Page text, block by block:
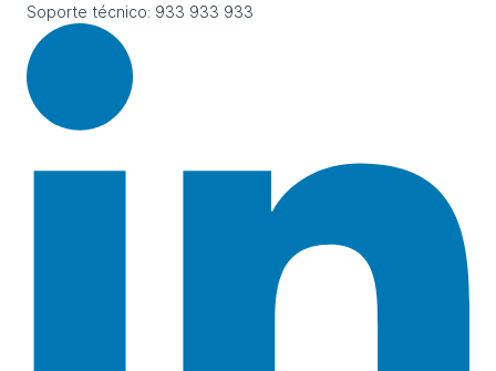
Soporte técnico: 933 933 933